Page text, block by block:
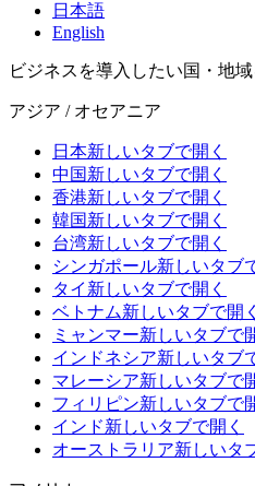
日本語
English
ビジネスを導入したい国・地域
アジア / オセアニア
日本新しいタブで開く
中国新しいタブで開く
香港新しいタブで開く
韓国新しいタブで開く
台湾新しいタブで開く
シンガポール新しいタブ
タイ 新しいタブで開く
ベトナム新しいタブで開く
ミャンマー新しいタブで
インドネシア新しいタブ
マレーシア新しいタブで
フィリピン新しいタブで
インド新しいタブで開く
オーストラリア新しいタ